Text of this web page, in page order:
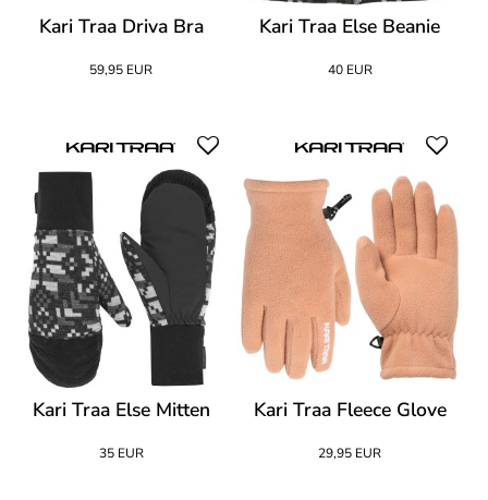
Kari Traa Driva Bra
59,95 EUR
Kari Traa Else Beanie
40 EUR
Kari Traa Else Mitten
35 EUR
Kari Traa Fleece Glove
29,95 EUR